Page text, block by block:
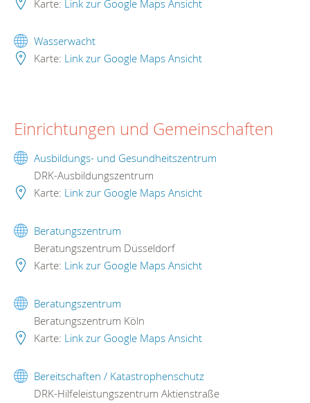
Karte: Link zur Google Maps Ansicht
Wasserwacht
Karte: Link zur Google Maps Ansicht
Einrichtungen und Gemeinschaften
Ausbildungs- und Gesundheitszentrum
DRK-Ausbildungszentrum
Karte: Link zur Google Maps Ansicht
Beratungszentrum
Beratungszentrum Düsseldorf
Karte: Link zur Google Maps Ansicht
Beratungszentrum
Beratungszentrum Köln
Karte: Link zur Google Maps Ansicht
Bereitschaften / Katastrophenschutz
DRK-Hilfeleistungszentrum Aktienstraße